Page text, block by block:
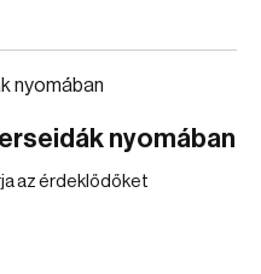
nyomában
az érdeklődőket